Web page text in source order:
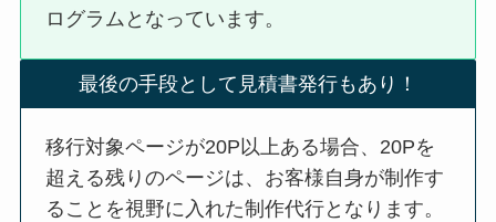
ログラムとなっています。
最後の手段として見積書発行もあり！
移行対象ページが20P以上ある場合、20Pを
超える残りのページは、お客様自身が制作す
ることを視野に入れた制作代行となります。